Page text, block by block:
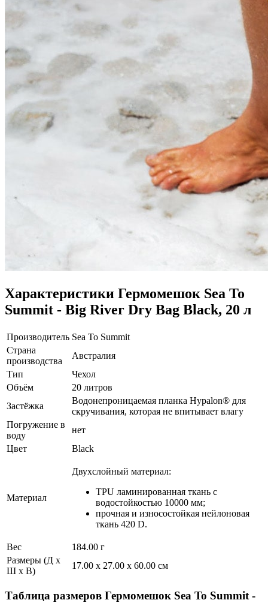
Характеристики Гермомешок Sea To
Summit - Big River Dry Bag Black, 20 л
Производитель Sea To Summit
Страна
производства
Австралия
Тип
Чехол
Объём
20 литров
Застёжка
Водонепроницаемая планка Hypalon® для
скручивания, которая не впитывает влагу
Погружение в
воду
нет
Цвет
Black
Материал
Двухслойный материал:
TPU ламинированная ткань с
водостойкостью 10000 мм;
прочная и износостойкая нейлоновая
ткань 420 D.
Вес
184.00 г
Размеры (Д х
Ш х В)
17.00 x 27.00 x 60.00 см
Таблица размеров Гермомешок Sea To Summit -